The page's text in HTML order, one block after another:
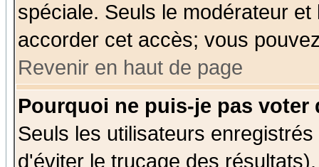
spéciale. Seuls le modérateur
accorder cet accès; vous
Revenir en haut de page
Pourquoi ne puis-je pas voter
Seuls les utilisateurs
d'éviter le trucage des